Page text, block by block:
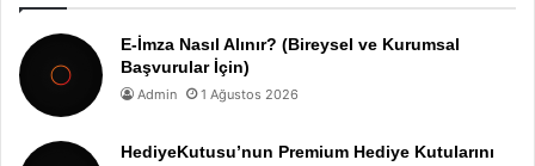
E-İmza Nasıl Alınır? (Bireysel ve Kurumsal
Başvurular İçin)
Admin 1 Ağustos 2026
HediyeKutusu’nun Premium Hediye Kutularını